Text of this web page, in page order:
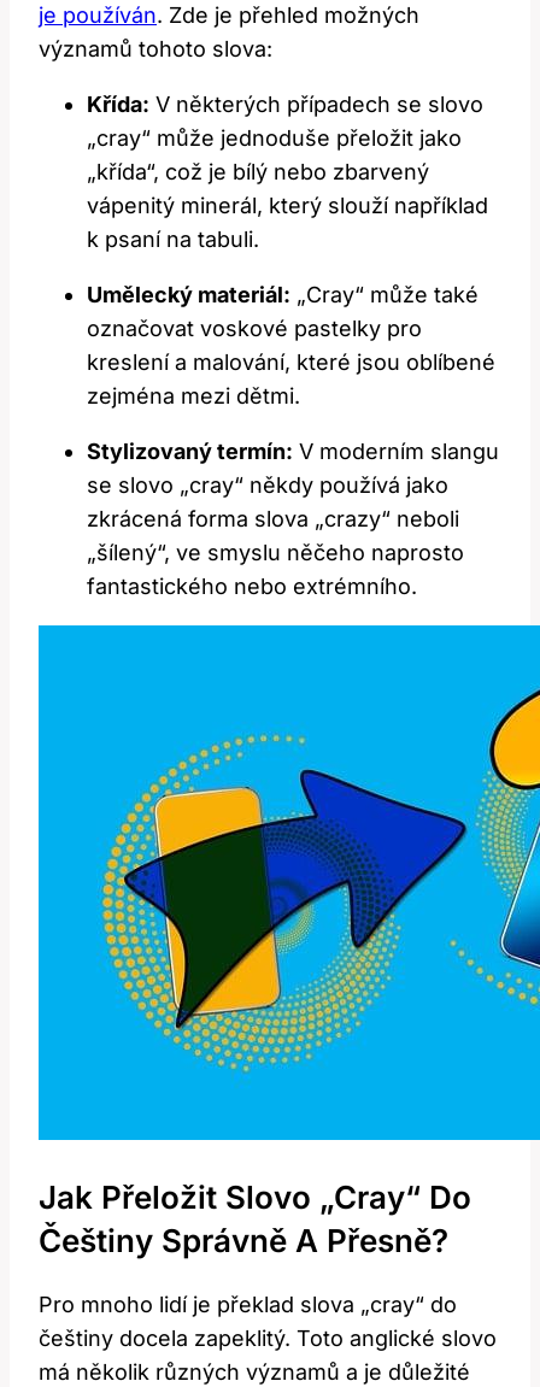
je používán. Zde je přehled možných
významů tohoto slova:
Křída: V některých případech se slovo
„cray“ může jednoduše přeložit jako
„křída“, což je bílý nebo zbarvený
vápenitý minerál, který slouží například
k psaní na tabuli.
Umělecký materiál: „Cray“ může také
označovat voskové pastelky pro
kreslení a malování, které jsou oblíbené
zejména mezi dětmi.
Stylizovaný termín: V moderním slangu
se slovo „cray“ někdy používá jako
zkrácená forma slova „crazy“ neboli
„šílený“, ve smyslu něčeho naprosto
fantastického nebo extrémního.
Jak Přeložit Slovo „cray“ Do
Češtiny Správně A Přesně?
Pro mnoho lidí je překlad slova „cray“ do
češtiny docela zapeklitý. Toto anglické slovo
má několik různých významů a je důležité